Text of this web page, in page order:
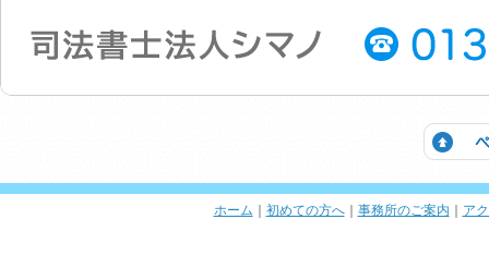
ホーム 初めての方へ｜ 事務所のご案内 ア